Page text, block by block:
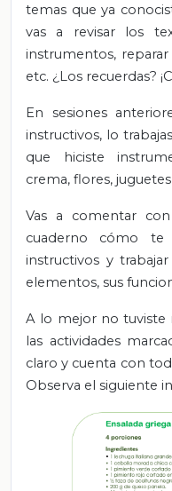
temas que ya
vas a revisar los
instrumentos,
etc. ¿Los recuerdas?
En sesiones
instructivos, lo
que hiciste
crema, flores,
Vas a comentar
cuaderno cómo
instructivos y
elementos, sus
A lo mejor no tuviste
las actividades
claro y cuenta con
Observa el siguiente